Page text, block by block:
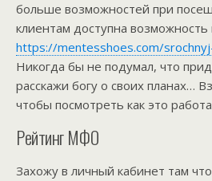
больше возможностей при
клиентам доступна
https://mentesshoes.com/
Никогда бы не подумал, что
расскажи богу о своих планах…
чтобы посмотреть как это
Рейтинг МФО
Захожу в личный кабинет там